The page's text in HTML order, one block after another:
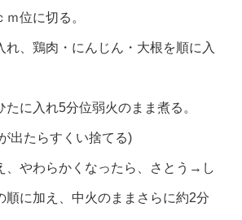
位に切る。
、鶏肉・にんじん・大根を順に入
に入れ5分位弱火のまま煮る。
出たらすくい捨てる)
やわらかくなったら、さとう→し
順に加え、中火のままさらに約2分